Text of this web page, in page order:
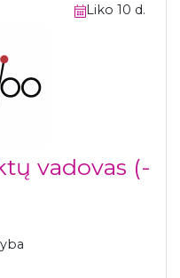
Liko 10 d.
vadovas (-